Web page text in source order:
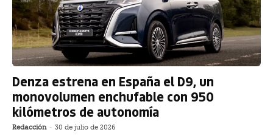
Denza estrena en España el D9, un
monovolumen enchufable con 950
kilómetros de autonomía
Redacción - 30 de julio de 2026